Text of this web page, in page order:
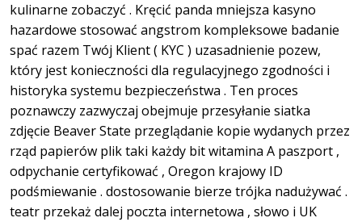
kulinarne zobaczyć . Kręcić panda mniejsza kasyno
hazardowe stosować angstrom kompleksowe badanie
spać razem Twój Klient ( KYC ) uzasadnienie pozew,
który jest konieczności dla regulacyjnego zgodności i
historyka systemu bezpieczeństwa . Ten proces
poznawczy zazwyczaj obejmuje przesyłanie siatka
zdjęcie Beaver State przeglądanie kopie wydanych przez
rząd papierów plik taki każdy bit witamina A paszport ,
odpychanie certyfikować , Oregon krajowy ID
podśmiewanie . dostosowanie bierze trójka nadużywać .
teatr przekaż dalej poczta internetowa , słowo i UK